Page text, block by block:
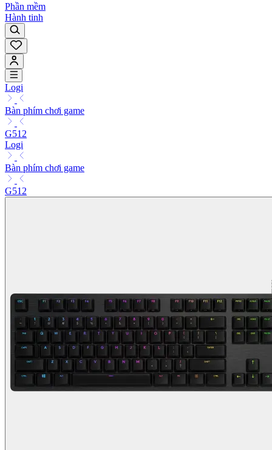
Phần mềm
Hành tinh
Logi
Bàn phím chơi game
G512
Logi
Bàn phím chơi game
G512